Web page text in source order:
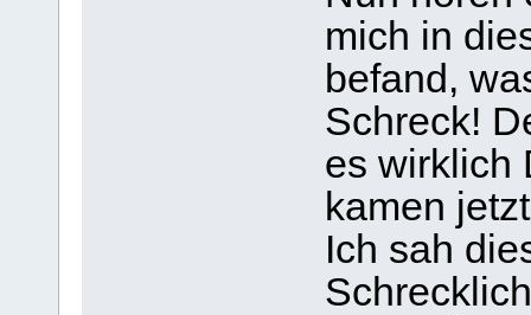
mich in
befand,
Schreck!
es wirklich
kamen
Ich sah